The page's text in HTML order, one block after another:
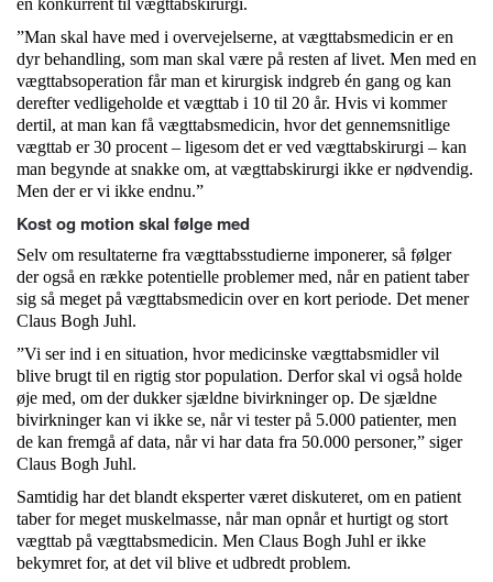
en konkurrent til vægttabskirurgi.
”Man skal have med i overvejelserne, at vægttabsmedicin er en
dyr behandling, som man skal være på resten af livet. Men med en
vægttabsoperation får man et kirurgisk indgreb én gang og kan
derefter vedligeholde et vægttab i 10 til 20 år. Hvis vi kommer
dertil, at man kan få vægttabsmedicin, hvor det gennemsnitlige
vægttab er 30 procent – ligesom det er ved vægttabskirurgi – kan
man begynde at snakke om, at vægttabskirurgi ikke er nødvendig.
Men der er vi ikke endnu.”
Kost og motion skal følge med
Selv om resultaterne fra vægttabsstudierne imponerer, så følger
der også en række potentielle problemer med, når en patient taber
sig så meget på vægttabsmedicin over en kort periode. Det mener
Claus Bogh Juhl.
”Vi ser ind i en situation, hvor medicinske vægttabsmidler vil
blive brugt til en rigtig stor population. Derfor skal vi også holde
øje med, om der dukker sjældne bivirkninger op. De sjældne
bivirkninger kan vi ikke se, når vi tester på 5.000 patienter, men
de kan fremgå af data, når vi har data fra 50.000 personer,” siger
Claus Bogh Juhl.
Samtidig har det blandt eksperter været diskuteret, om en patient
taber for meget muskelmasse, når man opnår et hurtigt og stort
vægttab på vægttabsmedicin. Men Claus Bogh Juhl er ikke
bekymret for, at det vil blive et udbredt problem.